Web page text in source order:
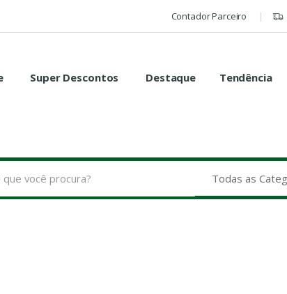
Contador Parceiro
Super Descontos Destaque Tendência